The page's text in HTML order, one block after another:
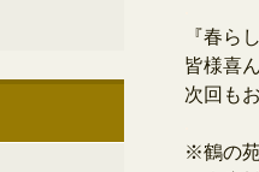
『春ら
皆様喜
次回も
※鶴の苑